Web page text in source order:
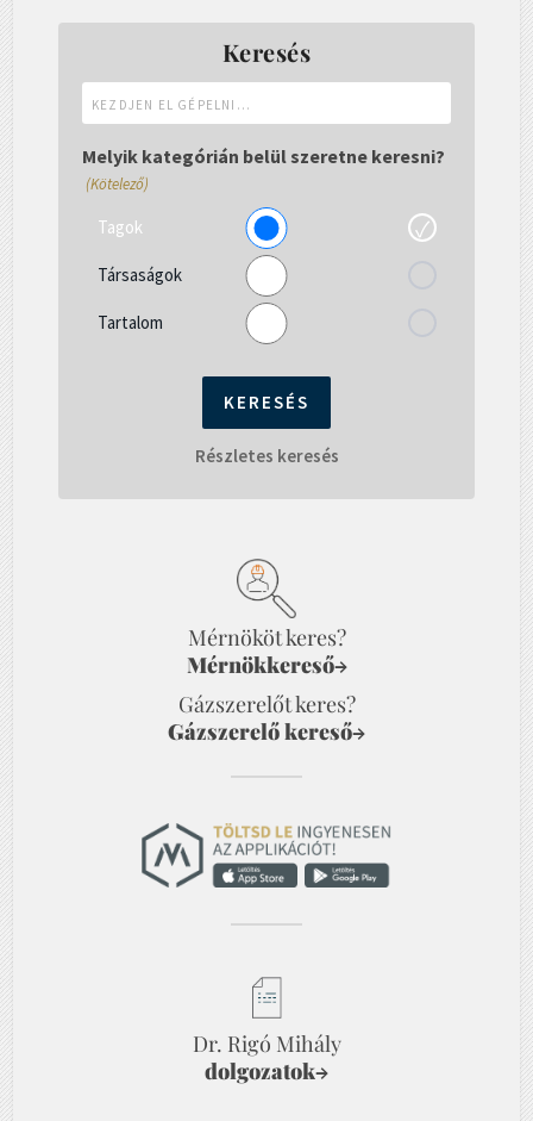
Keresés
el
gépelni...
Melyik kategórián belül szeretne keresni?
(Kötelező)
Tagok
Társaságok
Tartalom
Részletes keresés
Mérnököt keres?
Mérnökkereső→
Gázszerelőt keres?
Gázszerelő kereső→
Dr. Rigó Mihály
dolgozatok→